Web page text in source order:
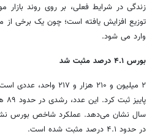
زندگی در شرایط فعلی، بر روی روند بازار
توزیع افزایش یافته است؛ چون یک برخی از
وارد می شود.
بورس ۴.۱ درصد مثبت شد
۲ میلیون و ۲۱۰ هزار و
سال نشان می‌دهد. عملکرد شاخص بورس
در حدود ۴.۱ درصد مثبت شده است.